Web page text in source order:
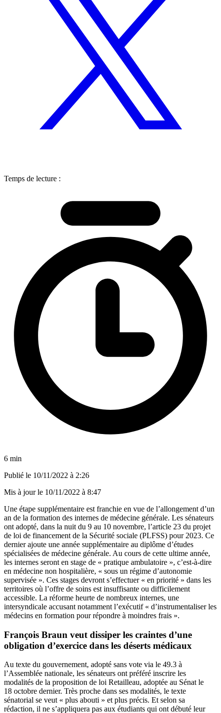
Temps de lecture :
6 min
Publié le 10/11/2022 à 2:26
Mis à jour le 10/11/2022 à 8:47
Une étape supplémentaire est franchie en vue de l’allongement d’un
an de la formation des internes de médecine générale. Les sénateurs
ont adopté, dans la nuit du 9 au 10 novembre, l’article 23 du projet
de loi de financement de la Sécurité sociale (PLFSS) pour 2023. Ce
dernier ajoute une année supplémentaire au diplôme d’études
spécialisées de médecine générale. Au cours de cette ultime année,
les internes seront en stage de « pratique ambulatoire », c’est-à-dire
en médecine non hospitalière, « sous un régime d’autonomie
supervisée ». Ces stages devront s’effectuer « en priorité » dans les
territoires où l’offre de soins est insuffisante ou difficilement
accessible. La réforme heurte de nombreux internes, une
intersyndicale accusant notamment l’exécutif « d’instrumentaliser les
médecins en formation pour répondre à moindres frais ».
François Braun veut dissiper les craintes d’une
obligation d’exercice dans les déserts médicaux
Au texte du gouvernement, adopté sans vote via le 49.3 à
l’Assemblée nationale, les sénateurs ont préféré inscrire les
modalités de la proposition de loi Retailleau, adoptée au Sénat le
18 octobre dernier. Très proche dans ses modalités, le texte
sénatorial se veut « plus abouti » et plus précis. Et selon sa
rédaction, il ne s’appliquera pas aux étudiants qui ont débuté leur